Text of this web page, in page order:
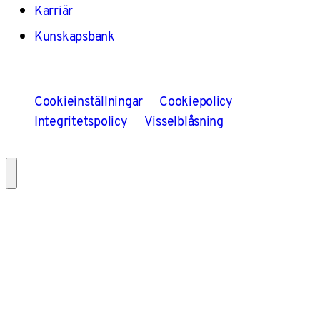
Karriär
Kunskapsbank
Cookieinställningar
Cookiepolicy
Integritetspolicy
Visselblåsning